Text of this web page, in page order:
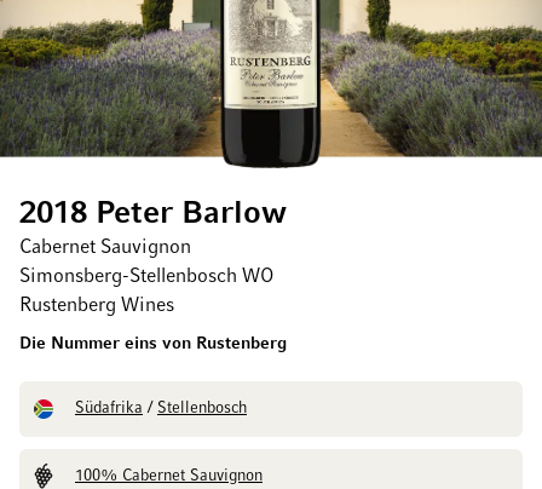
2018 Peter Barlow
Cabernet Sauvignon
Simonsberg-Stellenbosch WO
Rustenberg Wines
Die Nummer eins von Rustenberg
Südafrika / Stellenbosch
100% Cabernet Sauvignon